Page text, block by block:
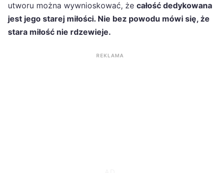
utworu można wywnioskować, że całość dedykowana
jest jego starej miłości. Nie bez powodu mówi się, że
stara miłość nie rdzewieje.
REKLAMA